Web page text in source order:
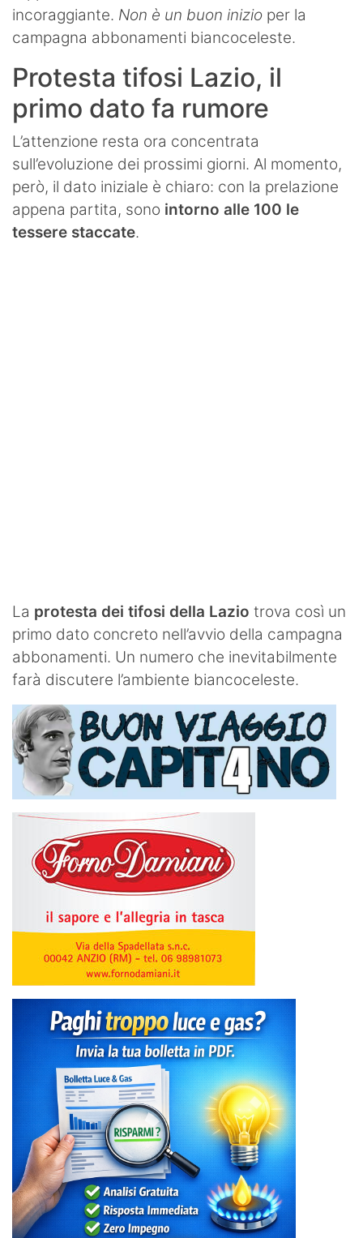
incoraggiante. Non è un buon inizio per la
campagna abbonamenti biancoceleste.
Protesta tifosi Lazio, il
primo dato fa rumore
L’attenzione resta ora concentrata
sull’evoluzione dei prossimi giorni. Al momento,
però, il dato iniziale è chiaro: con la prelazione
appena partita, sono intorno alle 100 le
tessere staccate.
La protesta dei tifosi della Lazio trova così un
primo dato concreto nell’avvio della campagna
abbonamenti. Un numero che inevitabilmente
farà discutere l’ambiente biancoceleste.